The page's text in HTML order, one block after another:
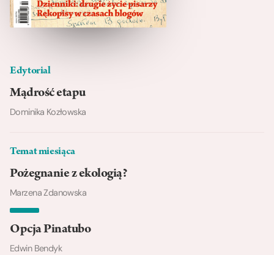
Edytorial
Mądrość etapu
Dominika Kozłowska
Temat miesiąca
Pożegnanie z ekologią?
Marzena Zdanowska
Opcja Pinatubo
Edwin Bendyk